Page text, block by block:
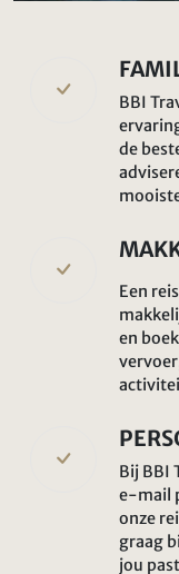
BBI
de
Een
en
Bij BBI
e-mail
onze
graag
jou